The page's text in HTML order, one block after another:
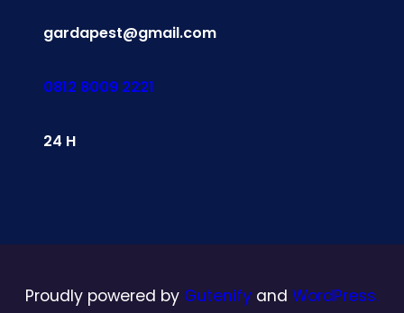
gardapest@gmail.com
0812 8009 2221
24 H
Proudly powered by Gutenify and WordPress.